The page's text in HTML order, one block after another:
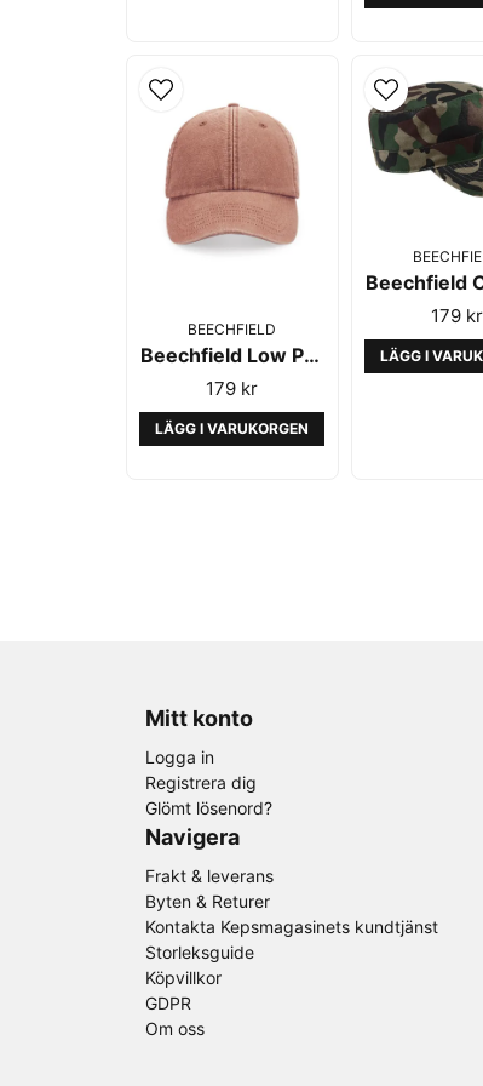
BEECHFIELD
Beechfield Low Profile Vintage Cap Orange
179 kr
LÄGG I VARUKORGEN
179 kr
LÄGG I
Mitt konto
Logga in
Registrera dig
Glömt lösenord?
Navigera
Frakt & leverans
Byten & Returer
Kontakta Kepsmagasinets kundtjänst
Storleksguide
Köpvillkor
GDPR
Om oss